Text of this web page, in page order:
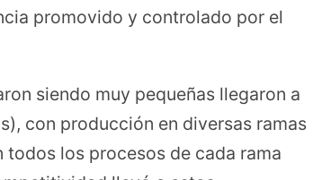
promovido y controlado por el
siendo muy pequeñas llegaron a
con producción en diversas ramas
los procesos de cada rama